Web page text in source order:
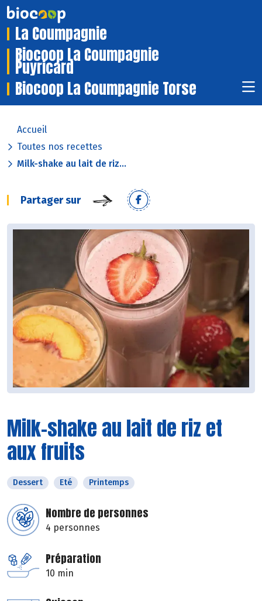
La Coumpagnie
Biocoop La Coumpagnie
Puyricard
Biocoop La Coumpagnie Torse
Accueil
Toutes nos recettes
Milk-shake au lait de riz...
Partager sur
Milk-shake au lait de riz et
aux fruits
Dessert Eté Printemps
Nombre de personnes
4 personnes
Préparation
10 min